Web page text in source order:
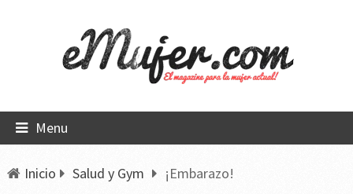
Menu
Inicio Salud y Gym ¡Embarazo!